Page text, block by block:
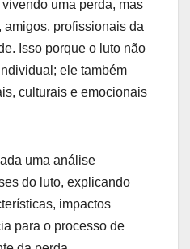
uma perda, mas
amigos, profissionais da
Isso porque o luto não
ele também
culturais e emocionais
uma análise
do luto, explicando
impactos
para o processo de